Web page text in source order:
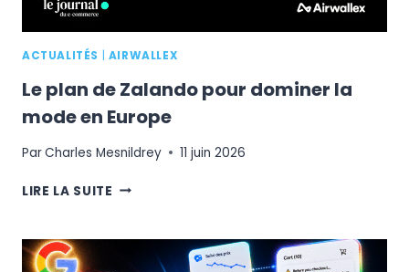
ACTUALITÉS AIRWALLEX
Le plan de Zalando pour dominer la
mode en Europe
ParCharles Mesnildrey 11 juin 2026
LIRE LA SUITE LE
ZALANDO